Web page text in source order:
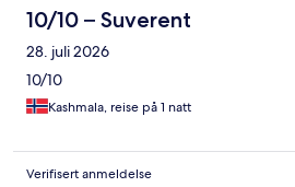
10/10 – Suverent
28. juli 2026
10/10
Kashmala, reise på 1 natt
Verifisert anmeldelse